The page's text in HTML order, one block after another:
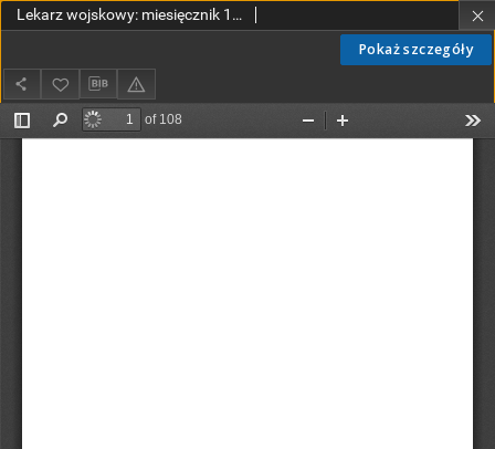
Pokaż szczegóły
Lekarz wojskowy: miesięcznik 1922, R. III, nr 12